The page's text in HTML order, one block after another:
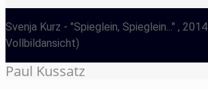
Svenja Kurz - "Spieglein, Spieglein..." , 2014
Vollbildansicht)
Paul Kussatz